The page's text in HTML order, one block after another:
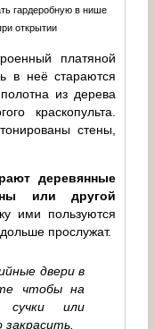
гардеробную в нише
открытии
платяной
в неё стараются
из дерева
краскопульта.
стены,
деревянные
или другой
ими пользуются
прослужат.
двери в
чтобы на
сучки или